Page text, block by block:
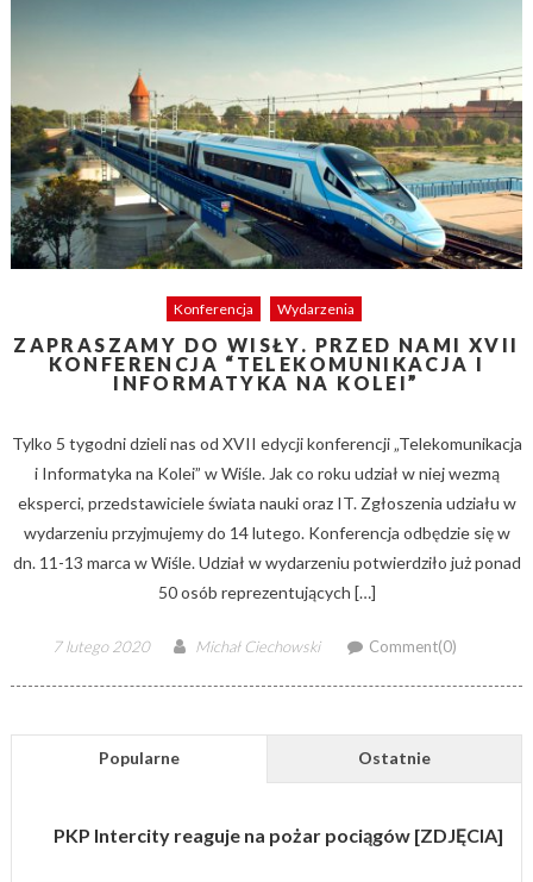
Konferencja Wydarzenia
ZAPRASZAMY DO WISŁY. PRZED NAMI XVII
KONFERENCJA “TELEKOMUNIKACJA I
INFORMATYKA NA KOLEI”
Tylko 5 tygodni dzieli nas od XVII edycji konferencji „Telekomunikacja
i Informatyka na Kolei” w Wiśle. Jak co roku udział w niej wezmą
eksperci, przedstawiciele świata nauki oraz IT. Zgłoszenia udziału w
wydarzeniu przyjmujemy do 14 lutego. Konferencja odbędzie się w
dn. 11-13 marca w Wiśle. Udział w wydarzeniu potwierdziło już ponad
50 osób reprezentujących […]
Posted
7 lutego 2020 Author
Michał Ciechowski Comment(0)
Popularne Ostatnie
PKP Intercity reaguje na pożar pociągów [ZDJĘCIA]